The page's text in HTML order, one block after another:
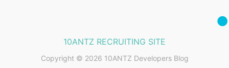
10ANTZ RECRUITING SITE
Copyright © 2026 10ANTZ Developers Blog